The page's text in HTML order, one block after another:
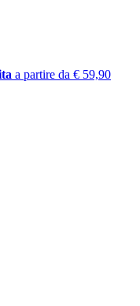
a partire da € 59,90